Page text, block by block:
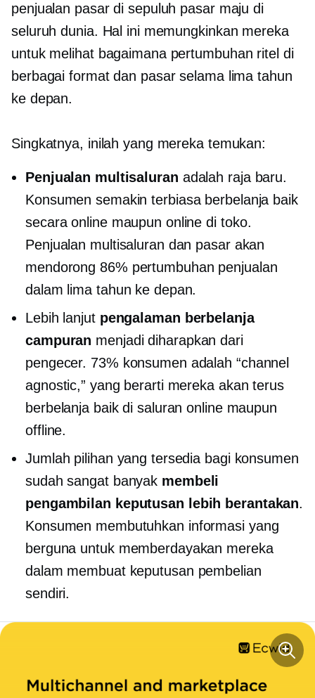
penjualan pasar di sepuluh pasar maju di
seluruh dunia. Hal ini memungkinkan mereka
untuk melihat bagaimana pertumbuhan ritel di
berbagai format dan pasar selama lima tahun
ke depan.
Singkatnya, inilah yang mereka temukan:
Penjualan multisaluran adalah raja baru.
Konsumen semakin terbiasa berbelanja baik
secara online maupun onlinedi toko.
Penjualan multisaluran dan pasar akan
mendorong 86% pertumbuhan penjualan
dalam lima tahun ke depan.
Lebih lanjut pengalaman berbelanja
campuran menjadi diharapkan dari
pengecer. 73% konsumen adalah “channel
agnostic,” yang berarti mereka akan terus
berbelanja baik di saluran online maupun
offline.
Jumlah pilihan yang tersedia bagi konsumen
sudah sangat banyak membeli
pengambilan keputusan lebih berantakan.
Konsumen membutuhkan informasi yang
berguna untuk memberdayakan mereka
dalam membuat keputusan pembelian
sendiri.